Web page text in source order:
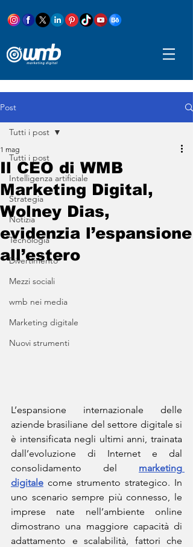
Post
Tutti i post
Intelligenza artificiale
Strategia
Notizia
Tecnologia
Divertimento
Mezzi sociali
wmb nei media
Marketing digitale
Nuovi strumenti
Tutti i post
Il CEO di WMB
Marketing Digital,
Wolney Dias,
evidenzia l’espansione
all’estero
1 mag
L’espansione internazionale delle
aziende brasiliane del settore digitale si
è intensificata negli ultimi anni, trainata
dall’evoluzione di Internet e dal
consolidamento del marketing
digitale come strumento strategico. In
uno scenario sempre più connesso, le
imprese nate nell’ambiente online
dimostrano una maggiore capacità di
adattamento e scalabilità, fattori che